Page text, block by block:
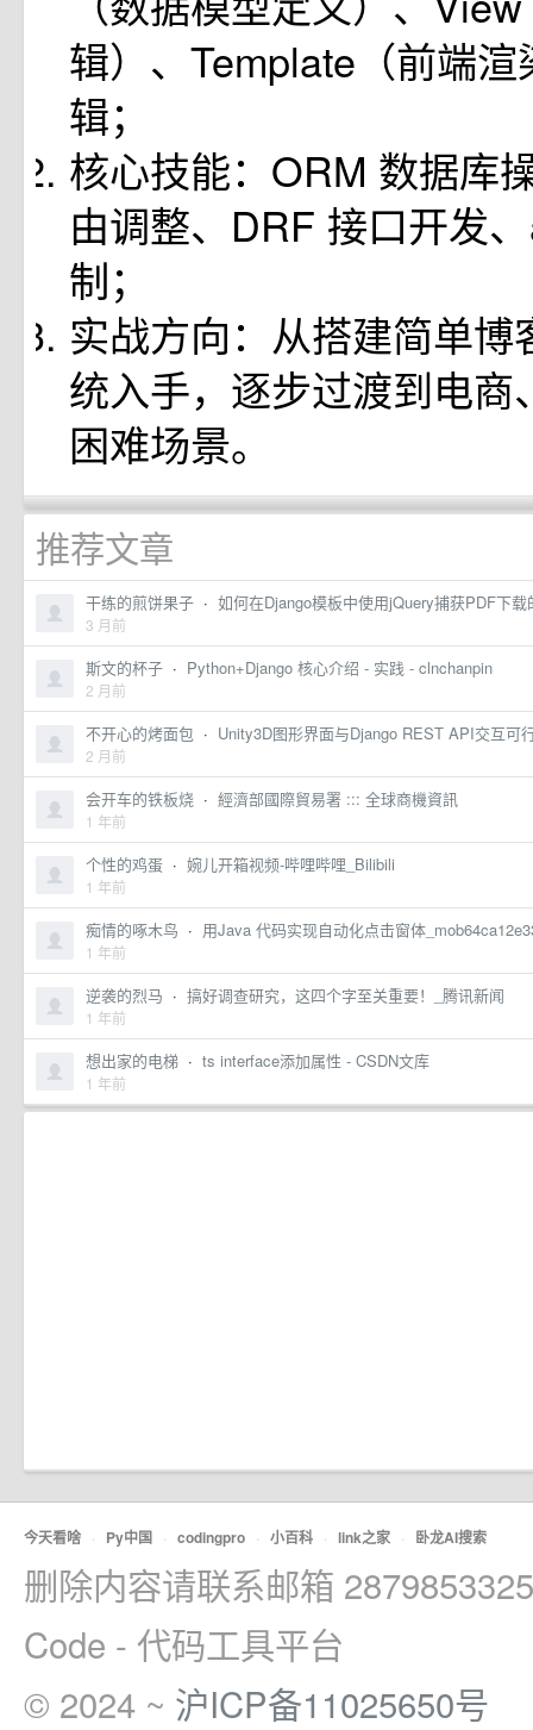
辑）、Template（前端
辑；
核心技能：ORM 数据库
由调整、DRF 接口开发
制；
实战方向：从搭建简单
统入手，逐步过渡到电商
困难场景。
推荐文章
干练的煎饼果子 · 如何在Django模板中使用jQuery捕获PDF下
3 月前
斯文的杯子 · Python+Django 核心介绍 - 实践 - clnchanpin
2 月前
不开心的烤面包 · Unity3D图形界面与Django REST API交互可
2 月前
会开车的铁板烧 · 經濟部國際貿易署 ::: 全球商機資訊
1 年前
个性的鸡蛋 · 婉儿开箱视频-哔哩哔哩_Bilibili
1 年前
痴情的啄木鸟 · 用Java 代码实现自动化点击窗体
1 年前
逆袭的烈马 · 搞好调查研究，这四个字至关重要！_腾讯新闻
1 年前
想出家的电梯 · ts interface添加属性 - CSDN文库
1 年前
今天看啥 · Py中国 · codingpro · 小百科 · link之家 · 卧龙AI搜索
删除内容请联系邮箱
Code - 代码工具平台
© 2024 ~ 沪ICP备11025650号